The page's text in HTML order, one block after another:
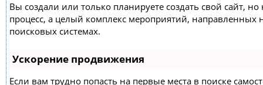
Вы создали или только планируете создать свой сайт,
процесс, а целый комплекс мероприятий,
поисковых системах.
Ускорение продвижения
Если вам трудно попасть на первые места в поиске